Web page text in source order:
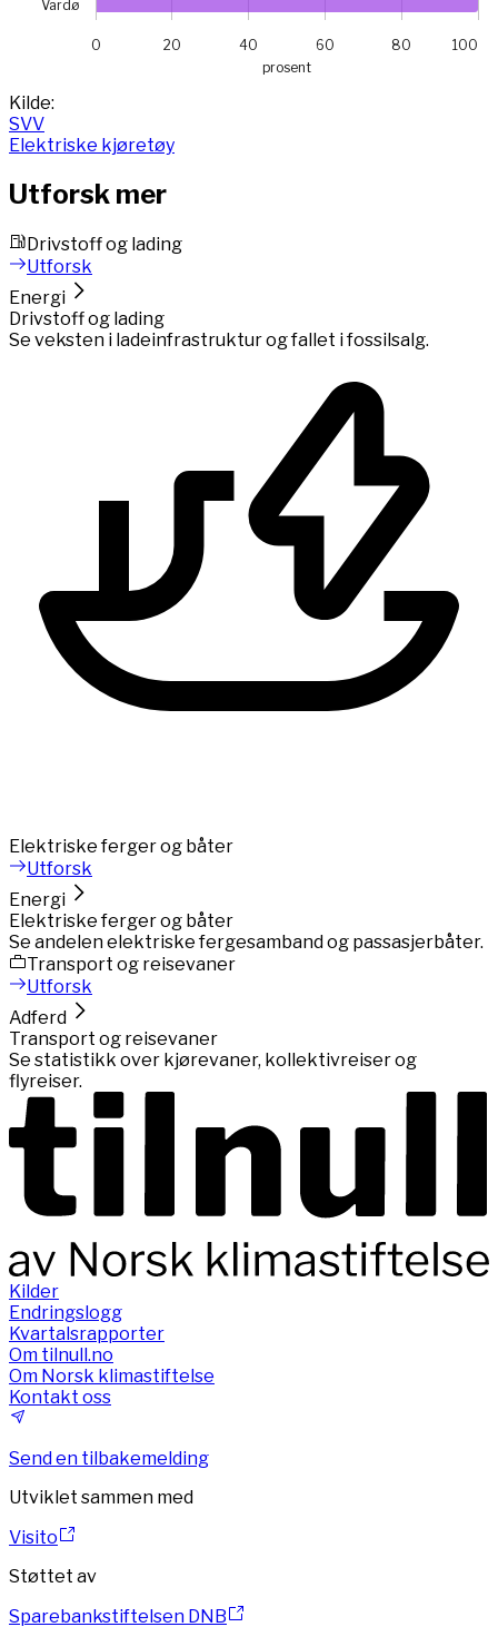
prosent
Vardø
0 20 40 60 80 100
End of interactive chart.
Kilde:
SVV
Elektriske kjøretøy
Utforsk mer
Drivstoff og lading
Utforsk
Energi
Drivstoff og lading
Se veksten i ladeinfrastruktur og fallet i fossilsalg.
Elektriske ferger og båter
Utforsk
Energi
Elektriske ferger og båter
Se andelen elektriske fergesamband og passasjerbåter.
Transport og reisevaner
Utforsk
Adferd
Transport og reisevaner
Se statistikk over kjørevaner, kollektivreiser og
flyreiser.
Kilder
Endringslogg
Kvartalsrapporter
Om tilnull.no
Om Norsk klimastiftelse
Kontakt oss
Send en tilbakemelding
Utviklet sammen med
Visito
Støttet av
Sparebankstiftelsen DNB